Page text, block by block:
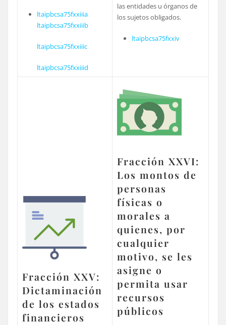
ltaipbcsa75fxxiiia
ltaipbcsa75fxxiiib
ltaipbcsa75fxxiiic
ltaipbcsa75fxxiiid
las entidades u órganos de
los sujetos obligados.
ltaipbcsa75fxxiv
Fracción XXV:
Dictaminación
de los estados
financieros
Fracción XXVI:
Los montos de
personas
físicas o
morales a
quienes, por
cualquier
motivo, se les
asigne o
permita usar
recursos
públicos